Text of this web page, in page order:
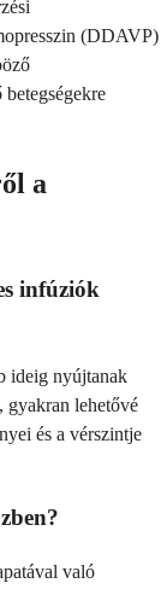
(DDAVP)
a
infúziók
ideig nyújtanak
gyakran lehetővé
és a vérszintje
való